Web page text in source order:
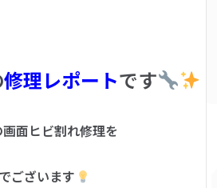
修理レポートです
面ヒビ割れ修理を
ございます